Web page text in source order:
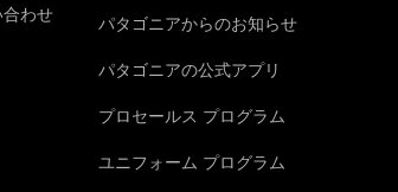
わせ パタゴニアからのお知らせ
パタゴニアの公式アプリ
プロセールス プログラム
ユニフォーム プログラム